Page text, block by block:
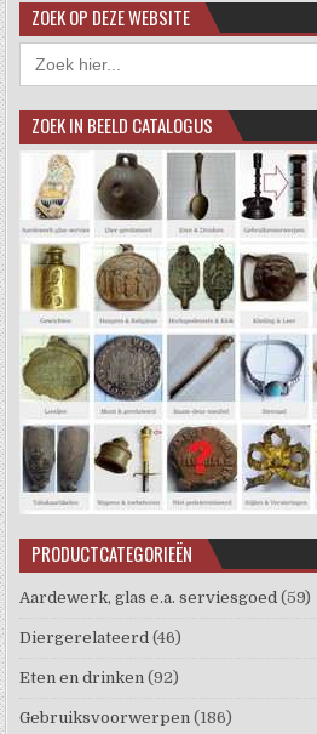
ZOEK OP DEZE WEBSITE
Zoek
naar:
ZOEK IN BEELD CATALOGUS
PRODUCTCATEGORIEËN
Aardewerk, glas e.a. serviesgoed (59)
Diergerelateerd (46)
Eten en drinken (92)
Gebruiksvoorwerpen (186)